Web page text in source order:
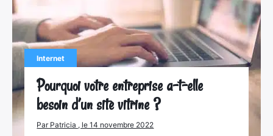
Internet
Pourquoi votre entreprise a-t-elle
besoin d’un site vitrine ?
Par Patricia , le 14 novembre 2022